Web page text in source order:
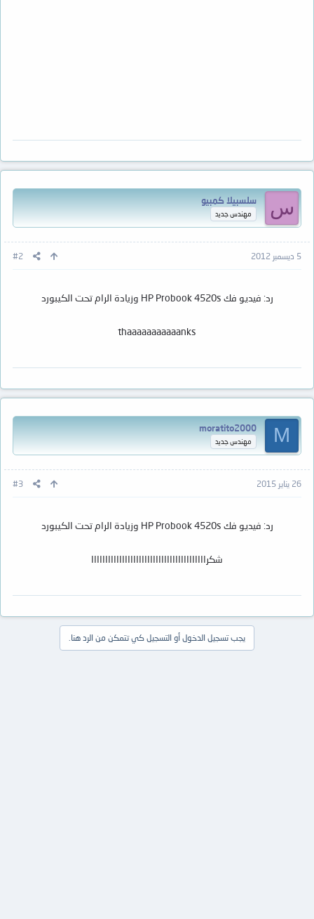
س سلسبيلا كمبيو
مهندس جديد
5 ديسمبر 2012 #2
رد: فيديو فك HP Probook 4520s وزيادة الرام تحت الكيبورد
thaaaaaaaaaaanks
M
moratito2000
مهندس جديد
26 يناير 2015 #3
رد: فيديو فك HP Probook 4520s وزيادة الرام تحت الكيبورد
شكرااااااااااااااااااااااااااااااااااااااااا
يجب تسجيل الدخول أو التسجيل كي تتمكن من الرد هنا.